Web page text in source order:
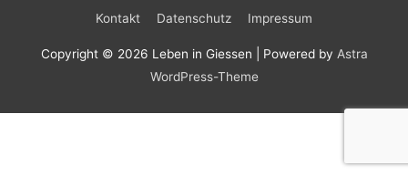
Kontakt Datenschutz Impressum
Copyright © 2026 Leben in Giessen | Powered by Astra
WordPress-Theme